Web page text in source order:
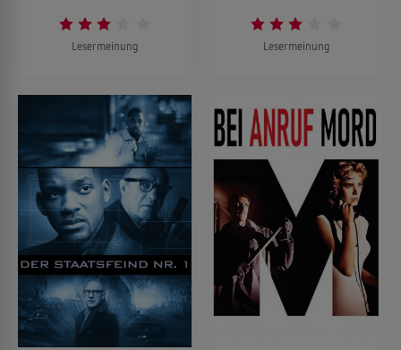
Lesermeinung Lesermeinung